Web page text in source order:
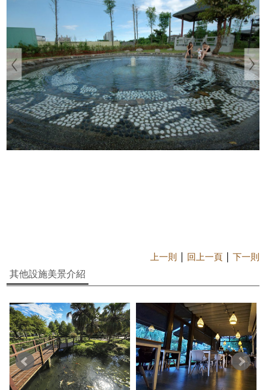
上一則 | 回上一頁| 下一則
其他設施美景介紹